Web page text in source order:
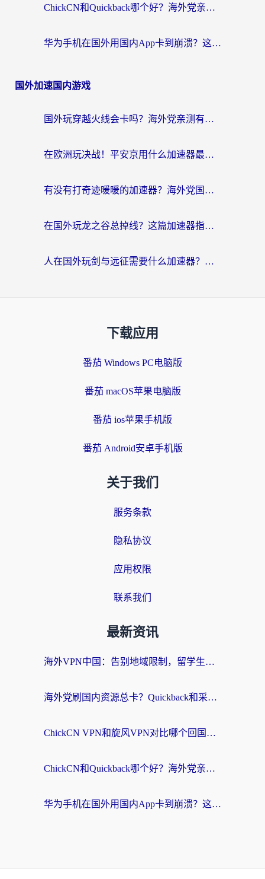
ChickCN和Quickback哪个好？海外党亲测回国加速器，轻松解锁国内资源（附避坑指南）
华为手机在国外用国内App卡到崩溃？这篇加速器指南帮你无缝刷剧打游戏
国外加速国内游戏
国外玩穿越火线会卡吗？海外党亲测有效的国服游戏加速指南
在欧洲玩决战！平安京用什么加速器最好用？2026实测有效的国服游戏加速指南
有没有打奇迹暖暖的加速器？海外党国服游戏畅玩不卡顿的秘密
在国外玩龙之谷总掉线？这篇加速器指南帮你告别延迟卡顿！
人在国外玩剑与远征需要什么加速器？老玩家亲测的避坑指南来了
下载应用
番茄 Windows PC电脑版
番茄 macOS苹果电脑版
番茄 ios苹果手机版
番茄 Android安卓手机版
关于我们
服务条款
隐私协议
应用权限
联系我们
最新资讯
海外VPN中国：告别地域限制，留学生与华人如何轻松刷国内剧、玩国服？
海外党刷国内资源总卡？Quickback和采集蜂好用吗？这篇指南帮你避坑
ChickCN VPN和旋风VPN对比哪个回国效果更好？海外党亲测实用指南
ChickCN和Quickback哪个好？海外党亲测回国加速器，轻松解锁国内资源（附避坑指南）
华为手机在国外用国内App卡到崩溃？这篇加速器指南帮你无缝刷剧打游戏